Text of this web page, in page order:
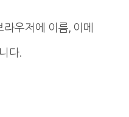
우저에 이름, 이메
다.